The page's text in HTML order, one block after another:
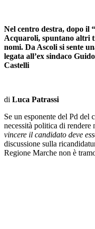
Nel centro destra, dopo il
Acquaroli, spuntano altri
nomi. Da Ascoli si sente
legata all’ex sindaco Guido
Castelli
di Luca Patrassi
Se un esponente del Pd del
necessità politica di
vincere il candidato deve
discussione sulla
Regione Marche non è